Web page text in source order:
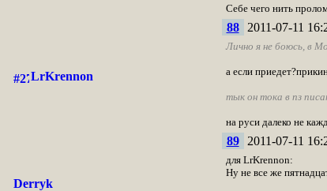
Себе чего нить
LrKrennon
88 2011-07-11
Лично я не боюсь, в
а если
тык он тока в пз
на руси далеко не
Derryk
89 2011-07-11
для LrKrennon:
Ну не все же